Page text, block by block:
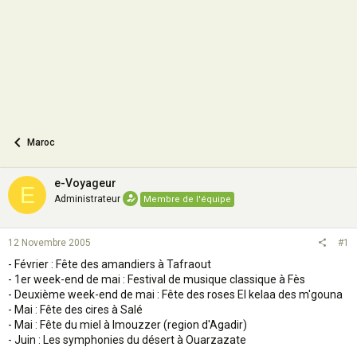
Maroc
E e-Voyageur
Administrateur Membre de l'équipe
12 Novembre 2005 #1
- Février : Fête des amandiers à Tafraout
- 1er week-end de mai : Festival de musique classique à Fès
- Deuxième week-end de mai : Fête des roses El kelaa des m'gouna
- Mai : Fête des cires à Salé
- Mai : Fête du miel à Imouzzer (region d'Agadir)
- Juin : Les symphonies du désert à Ouarzazate